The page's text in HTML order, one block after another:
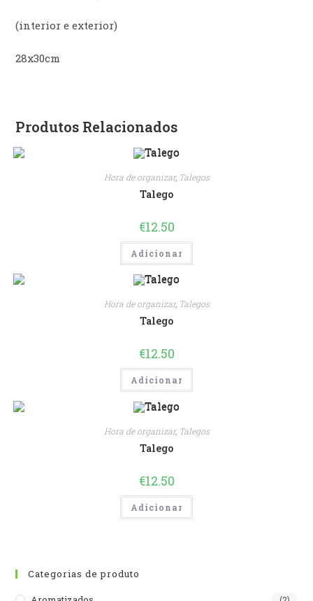
(interior e exterior)
28x30cm
Produtos Relacionados
Hora de organizar, Talegos
Talego
€12.50
Adicionar
Hora de organizar, Talegos
Talego
€12.50
Adicionar
Hora de organizar, Talegos
Talego
€12.50
Adicionar
Categorias de produto